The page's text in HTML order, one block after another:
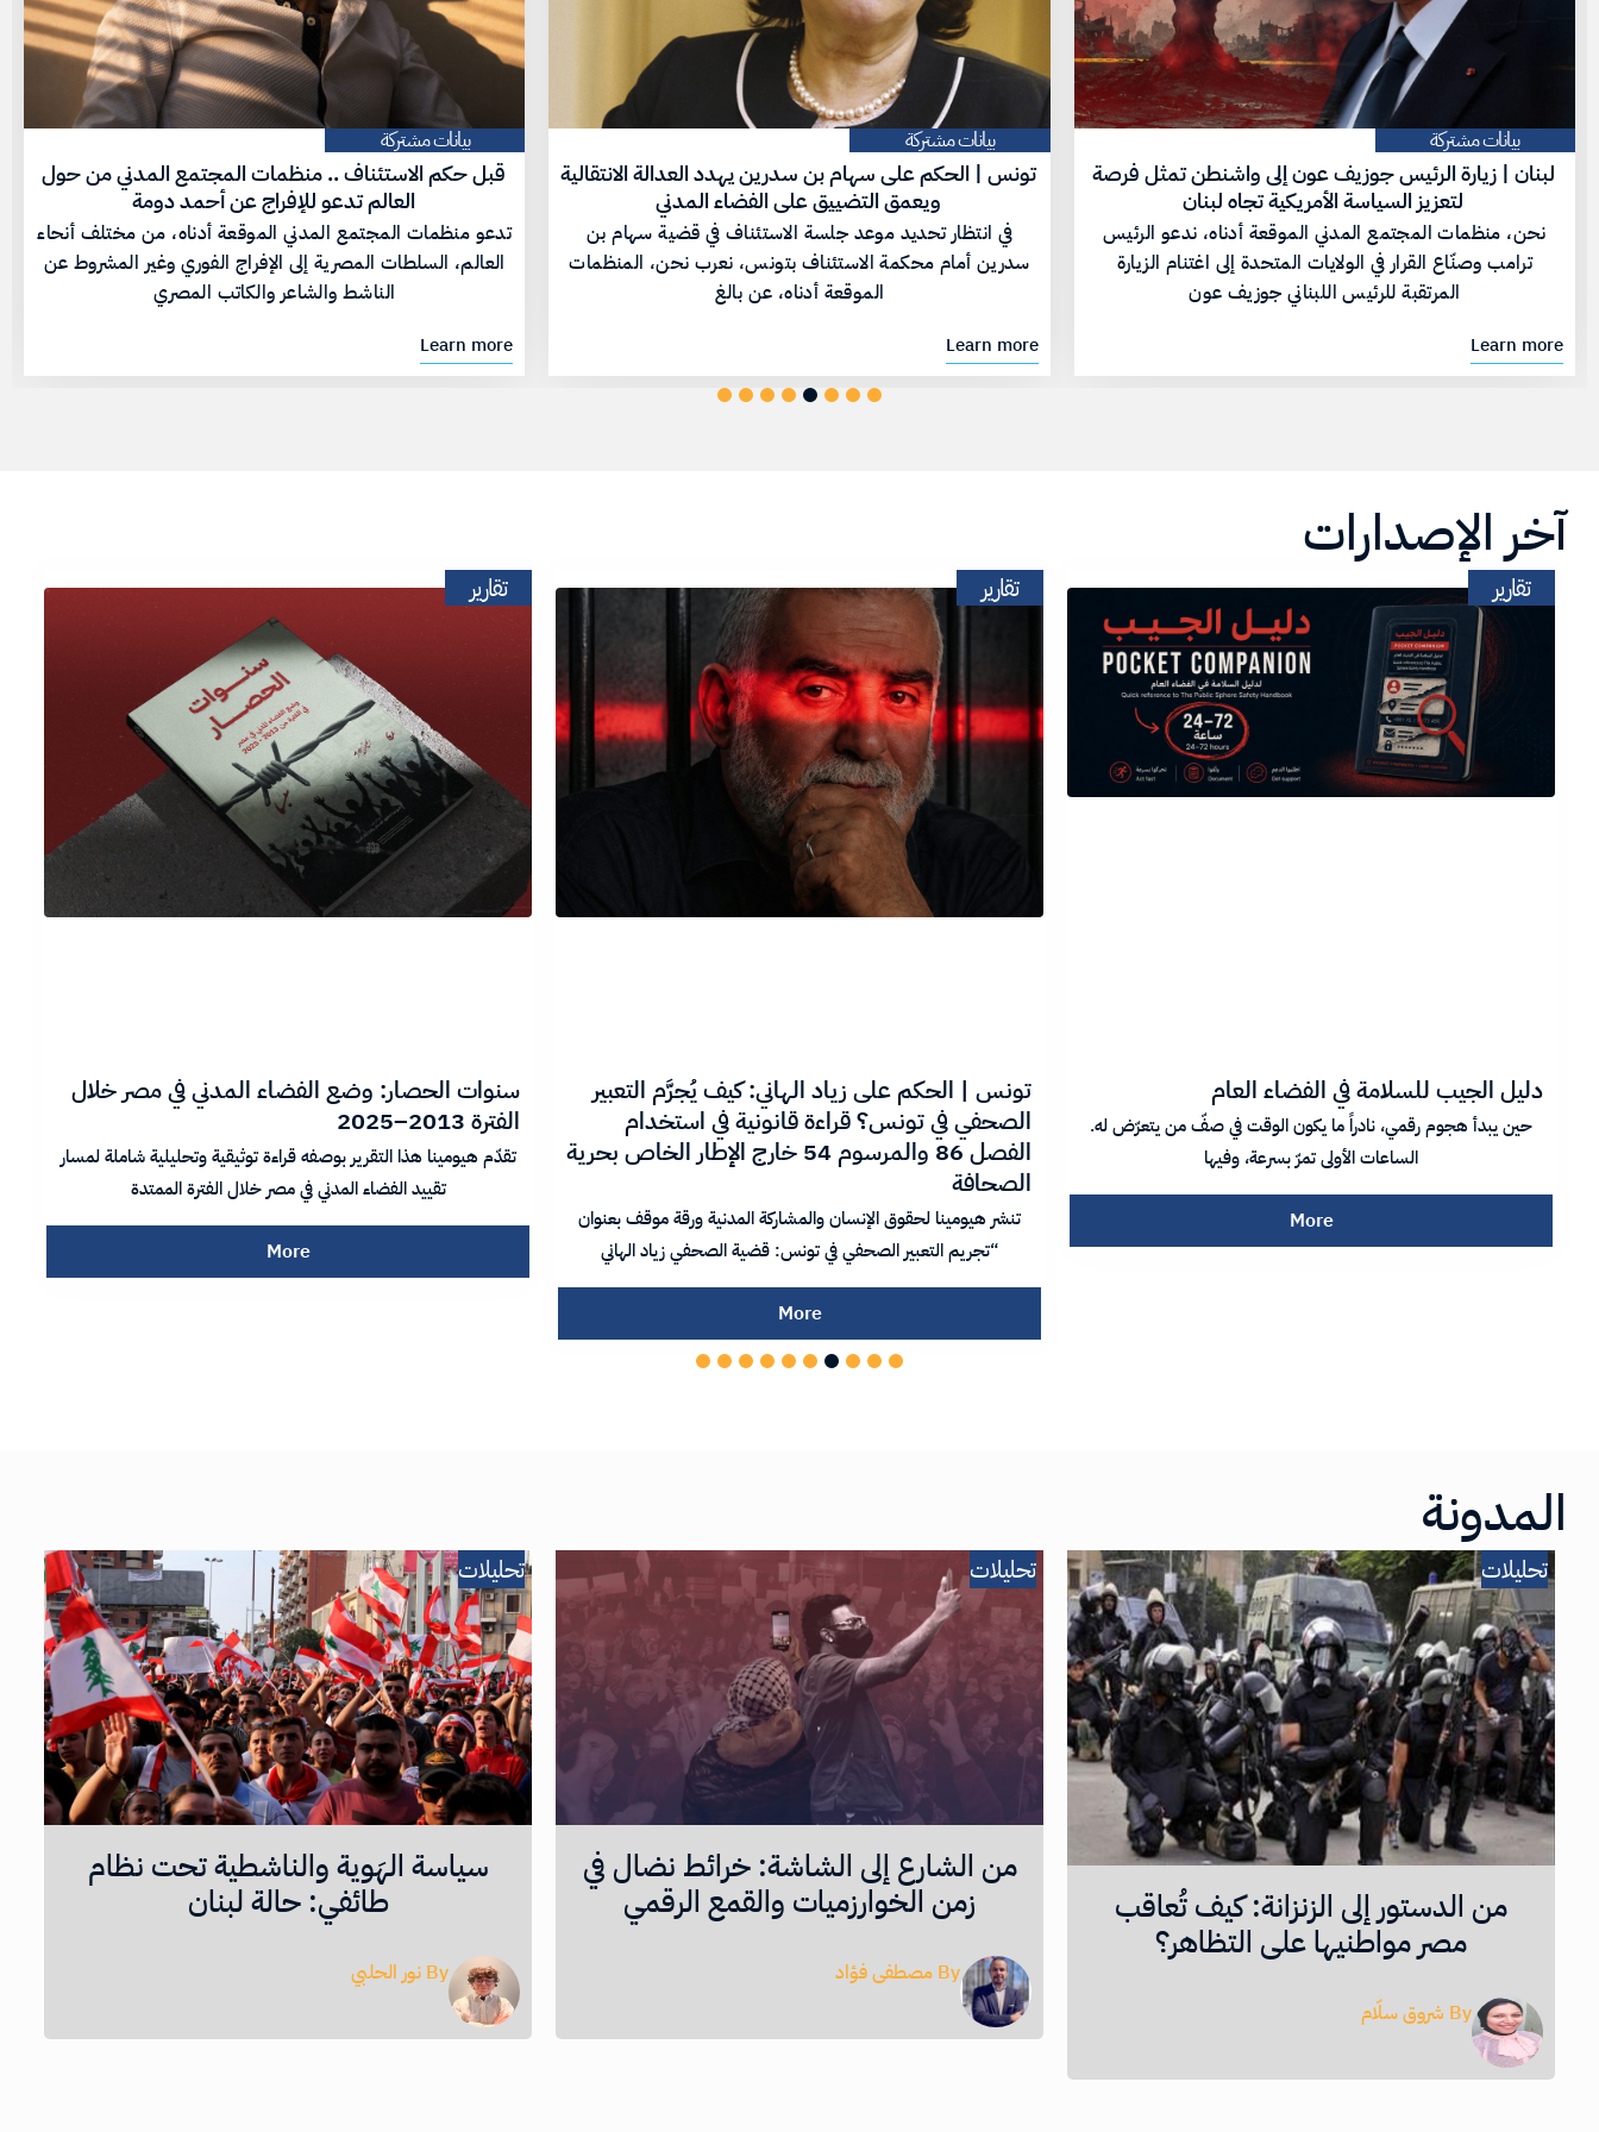
بيانات مشتركة
لبنان | زيارة الرئيس جوزيف عون إلى واشنطن تمثل فرصة
لتعزيز السياسة الأمريكية تجاه لبنان
نحن، منظمات المجتمع المدني الموقعة أدناه، ندعو الرئيس
ترامب وصنّاع القرار في الولايات المتحدة إلى اغتنام الزيارة
المرتقبة للرئيس اللبناني جوزيف عون
Learn more
بيانات مشتركة
تونس | الحكم على سهام بن سدرين يهدد العدالة الانتقالية
ويعمق التضييق على الفضاء المدني
في انتظار تحديد موعد جلسة الاستئناف في قضية سهام بن
سدرين أمام محكمة الاستئناف بتونس، نعرب نحن، المنظمات
الموقعة أدناه، عن بالغ
Learn more
بيانات مشتركة
قبل حكم الاستئناف .. منظمات المجتمع المدني من حول
العالم تدعو للإفراج عن أحمد دومة
تدعو منظمات المجتمع المدني الموقعة أدناه، من مختلف أنحاء
العالم، السلطات المصرية إلى الإفراج الفوري وغير المشروط عن
الناشط والشاعر والكاتب المصري
Learn more
آخر الإصدارات
تقارير
دليل الجيب للسلامة في الفضاء العام
حين يبدأ هجوم رقمي، نادراً ما يكون الوقت في صفّ من يتعرّض له.
الساعات الأولى تمرّ بسرعة، وفيها
More
تقارير
تونس | الحكم على زياد الهاني: كيف يُجرَّم التعبير
الصحفي في تونس؟ قراءة قانونية في استخدام
الفصل 86 والمرسوم 54 خارج الإطار الخاص بحرية
الصحافة
تنشر هيومينا لحقوق الإنسان والمشاركة المدنية ورقة موقف بعنوان
“تجريم التعبير الصحفي في تونس: قضية الصحفي زياد الهاني
More
تقارير
سنوات الحصار: وضع الفضاء المدني في مصر خلال
الفترة 2013–2025
تقدّم هيومينا هذا التقرير بوصفه قراءة توثيقية وتحليلية شاملة لمسار
تقييد الفضاء المدني في مصر خلال الفترة الممتدة
More
المدونة
تحليلات
من الدستور إلى الزنزانة: كيف تُعاقب
مصر مواطنيها على التظاهر؟
By شروق سلّام
تحليلات
من الشارع إلى الشاشة: خرائط نضال في
زمن الخوارزميات والقمع الرقمي
By مصطفى فؤاد
تحليلات
سياسة الهَوية والناشطية تحت نظام
طائفي: حالة لبنان
By نور الحلبي